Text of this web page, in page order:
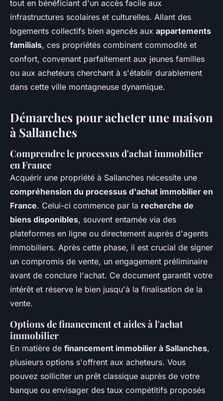
tout en bénéficiant d'un accès facile aux
infrastructures scolaires et culturelles. Allant des
logements collectifs bien agencés aux appartements
familials, ces propriétés combinent commodité et
confort, convenant parfaitement aux jeunes familles
ou aux acheteurs cherchant à s'établir durablement
dans cette ville montagneuse dynamique.
Démarches pour acheter une maison
à Sallanches
Comprendre le processus d'achat immobilier
en France
Acquérir une propriété à Sallanches nécessite une
compréhension du processus d'achat immobilier en
France. Celui-ci commence par la recherche de
biens disponibles, souvent entamée via des
plateformes en ligne ou directement auprès d'agents
immobiliers. Après cette phase, il est crucial de signer
un compromis de vente, un engagement préliminaire
avant de conclure l'achat. Ce document garantit votre
intérêt et réserve le bien jusqu'à la finalisation de la
vente.
Options de financement et aides à l'achat
immobilier
En matière de financement immobilier à Sallanches,
plusieurs options s'offrent aux acheteurs. Vous
pouvez solliciter un prêt classique auprès de votre
banque ou envisager des taux compétitifs proposés